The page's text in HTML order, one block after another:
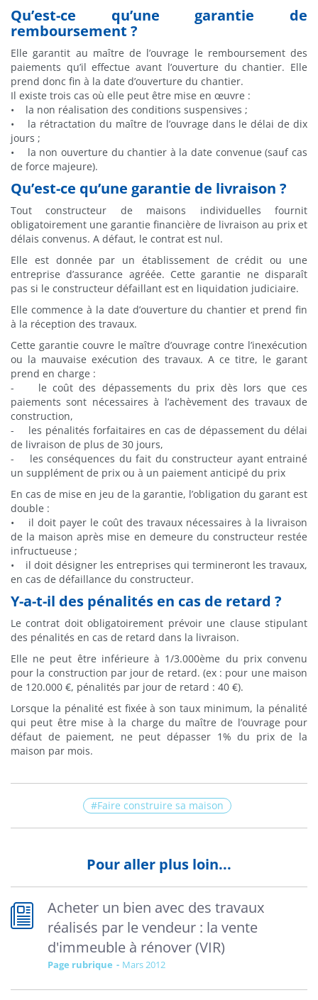
Qu’est-ce qu’une garantie de
remboursement ?
Elle garantit au maître de l’ouvrage le remboursement des
paiements qu’il effectue avant l’ouverture du chantier. Elle
prend donc fin à la date d’ouverture du chantier.
Il existe trois cas où elle peut être mise en œuvre :
• la non réalisation des conditions suspensives ;
• la rétractation du maître de l’ouvrage dans le délai de dix
jours ;
• la non ouverture du chantier à la date convenue (sauf cas
de force majeure).
Qu’est-ce qu’une garantie de livraison ?
Tout constructeur de maisons individuelles fournit
obligatoirement une garantie financière de livraison au prix et
délais convenus. A défaut, le contrat est nul.
Elle est donnée par un établissement de crédit ou une
entreprise d’assurance agréée. Cette garantie ne disparaît
pas si le constructeur défaillant est en liquidation judiciaire.
Elle commence à la date d’ouverture du chantier et prend fin
à la réception des travaux.
Cette garantie couvre le maître d’ouvrage contre l’inexécution
ou la mauvaise exécution des travaux. A ce titre, le garant
prend en charge :
- le coût des dépassements du prix dès lors que ces
paiements sont nécessaires à l’achèvement des travaux de
construction,
- les pénalités forfaitaires en cas de dépassement du délai
de livraison de plus de 30 jours,
- les conséquences du fait du constructeur ayant entrainé
un supplément de prix ou à un paiement anticipé du prix
En cas de mise en jeu de la garantie, l’obligation du garant est
double :
• il doit payer le coût des travaux nécessaires à la livraison
de la maison après mise en demeure du constructeur restée
infructueuse ;
• il doit désigner les entreprises qui termineront les travaux,
en cas de défaillance du constructeur.
Y-a-t-il des pénalités en cas de retard ?
Le contrat doit obligatoirement prévoir une clause stipulant
des pénalités en cas de retard dans la livraison.
Elle ne peut être inférieure à 1/3.000ème du prix convenu
pour la construction par jour de retard. (ex : pour une maison
de 120.000 €, pénalités par jour de retard : 40 €).
Lorsque la pénalité est fixée à son taux minimum, la pénalité
qui peut être mise à la charge du maître de l’ouvrage pour
défaut de paiement, ne peut dépasser 1% du prix de la
maison par mois.
Faire construire sa maison
Pour aller plus loin...
Acheter un bien avec des travaux
réalisés par le vendeur : la vente
d'immeuble à rénover (VIR)
Page rubrique mars 2012